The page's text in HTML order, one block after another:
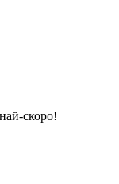
скоро!